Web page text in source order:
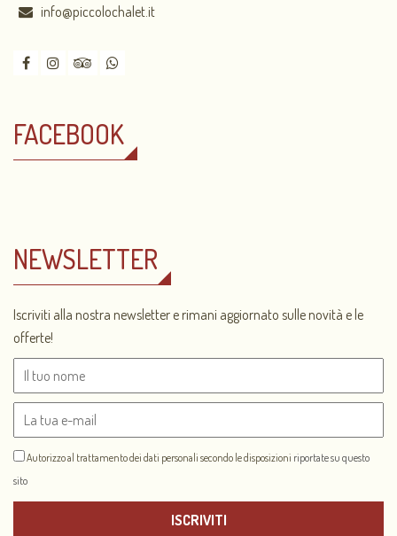
info@piccolochalet.it
FACEBOOK
NEWSLETTER
Iscriviti alla nostra newsletter e rimani aggiornato sulle novità e le
offerte!
Autorizzo al trattamento dei dati personali secondo le disposizioni riportate su questo
sito